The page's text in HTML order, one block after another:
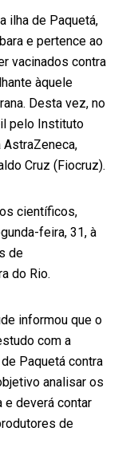
ilha de Paquetá,
e pertence ao
vacinados contra
àquele
Desta vez, no
pelo Instituto
AstraZeneca,
Cruz (Fiocruz).
científicos,
feira, 31, à
de
do Rio.
informou que o
com a
Paquetá contra
analisar os
e deverá contar
de